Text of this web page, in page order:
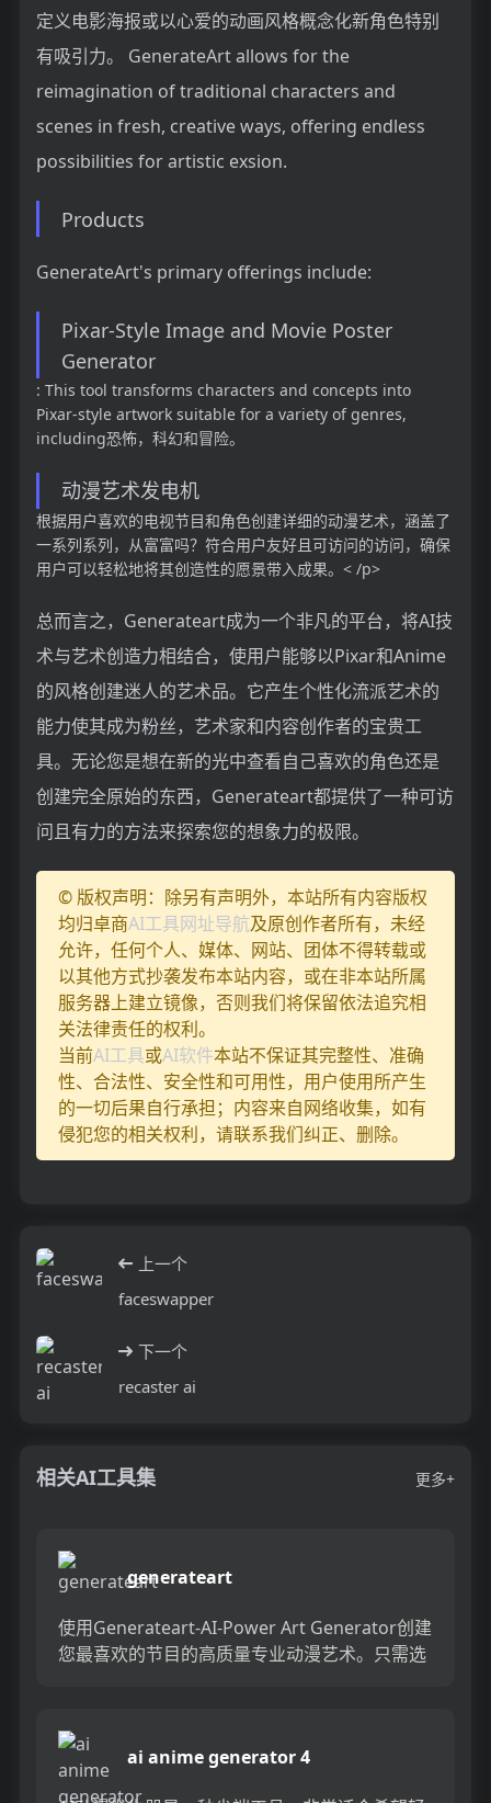
定义电影海报或以心爱的动画风格概念化新角色特别
有吸引力。 GenerateArt allows for the
reimagination of traditional characters and
scenes in fresh, creative ways, offering endless
possibilities for artistic exsion.
Products
GenerateArt's primary offerings include:
Pixar-Style Image and Movie Poster
Generator
: This tool transforms characters and concepts into
Pixar-style artwork suitable for a variety of genres,
including恐怖，科幻和冒险。
动漫艺术发电机
根据用户喜欢的电视节目和角色创建详细的动漫艺术，涵盖了
一系列系列，从富富吗？符合用户友好且可访问的访问，确保
用户可以轻松地将其创造性的愿景带入成果。< /p>
总而言之，Generateart成为一个非凡的平台，将AI技
术与艺术创造力相结合，使用户能够以Pixar和Anime
的风格创建迷人的艺术品。它产生个性化流派艺术的
能力使其成为粉丝，艺术家和内容创作者的宝贵工
具。无论您是想在新的光中查看自己喜欢的角色还是
创建完全原始的东西，Generateart都提供了一种可访
问且有力的方法来探索您的想象力的极限。
© 版权声明：除另有声明外，本站所有内容版权
均归卓商AI工具网址导航及原创作者所有，未经
允许，任何个人、媒体、网站、团体不得转载或
以其他方式抄袭发布本站内容，或在非本站所属
服务器上建立镜像，否则我们将保留依法追究相
关法律责任的权利。
当前AI工具或AI软件本站不保证其完整性、准确
性、合法性、安全性和可用性，用户使用所产生
的一切后果自行承担；内容来自网络收集，如有
侵犯您的相关权利，请联系我们纠正、删除。
上一个
faceswapper
下一个
recaster ai
相关AI工具集 更多+
generateart
使用Generateart-AI-Power Art Generator创建
您最喜欢的节目的高质量专业动漫艺术。只需选
ai anime generator 4